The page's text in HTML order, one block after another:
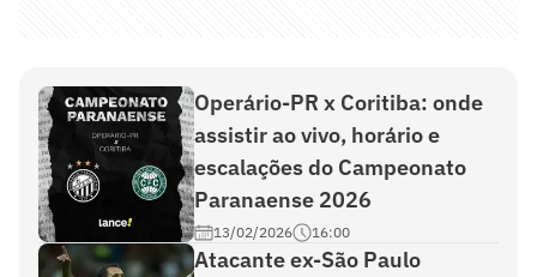
Operário-PR x Coritiba: onde
assistir ao vivo, horário e
escalações do Campeonato
Paranaense 2026
13/02/2026 16:00
Atacante ex-São Paulo